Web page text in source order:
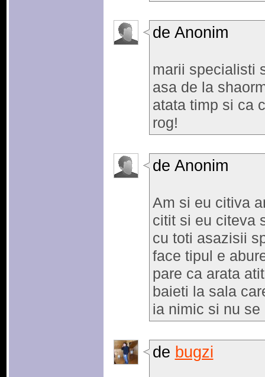
de Anonim
marii specialisti
asa de la
atata timp si ca
rog!
de Anonim
Am si eu citiva
citit si eu citeva
cu toti asazisii
face tipul e
pare ca arata
baieti la sala
ia nimic si nu
de bugzi